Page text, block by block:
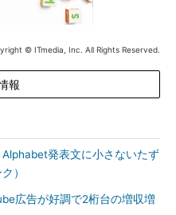
© ITmedia, Inc. All Rights Reserved.
報
発表文に小さないたず
）
広告が好調で2桁台の増収増